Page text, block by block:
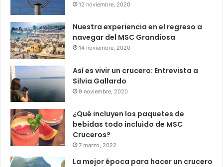
12 noviembre, 2020
Nuestra experiencia en el regreso a
navegar del MSC Grandiosa
14 noviembre, 2020
Así es vivir un crucero: Entrevista a
Silvia Gallardo
9 noviembre, 2020
¿Qué incluyen los paquetes de
bebidas todo incluido de MSC
Cruceros?
7 marzo, 2022
La mejor época para hacer un crucero